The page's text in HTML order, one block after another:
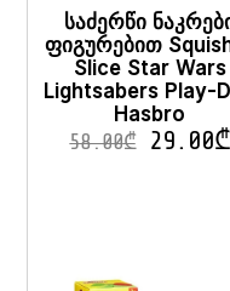
საძერწი
ფიგურებით
Slice Star Wars
Lightsabers Play-
Hasbro
58.00₾ 29.00₾